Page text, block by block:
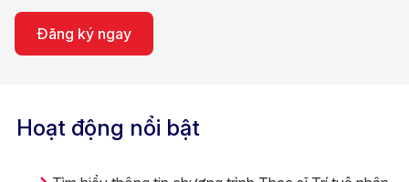
Đăng ký ngay
Hoạt động nổi bật